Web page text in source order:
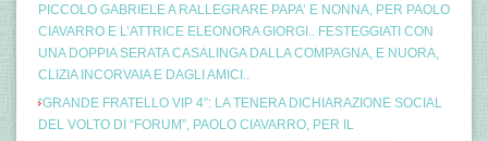
PICCOLO GABRIELE A RALLEGRARE PAPA’ E NONNA, PER PAOLO
CIAVARRO E L’ATTRICE ELEONORA GIORGI.. FESTEGGIATI CON
UNA DOPPIA SERATA CASALINGA DALLA COMPAGNA, E NUORA,
CLIZIA INCORVAIA E DAGLI AMICI..
“GRANDE FRATELLO VIP 4”: LA TENERA DICHIARAZIONE SOCIAL
DEL VOLTO DI “FORUM”, PAOLO CIAVARRO, PER IL